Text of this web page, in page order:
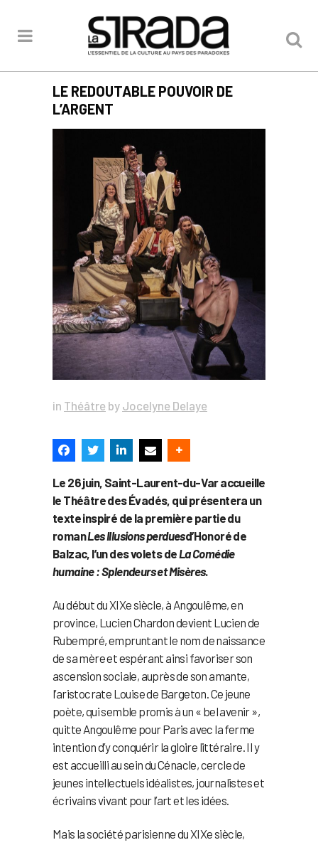
LE REDOUTABLE POUVOIR DE
L’ARGENT
in Théâtre by Jocelyne Delaye
Le 26 juin, Saint-Laurent-du-Var accueille
le Théâtre des Évadés, qui présentera un
texte inspiré de la première partie du
romanLes Illusions perduesd’Honoré de
Balzac, l’un des volets deLa Comédie
humaine : Splendeurs et Misères.
Au début du XIXe siècle, à Angoulême, en
province, Lucien Chardon devient Lucien de
Rubempré, empruntant le nom de naissance
de sa mère et espérant ainsi favoriser son
ascension sociale, auprès de son amante,
l’aristocrate Louise de Bargeton. Ce jeune
poète, qui semble promis à un « bel avenir »,
quitte Angoulême pour Paris avec la ferme
intention d’y conquérir la gloire littéraire. Il y
est accueilli au sein du Cénacle, cercle de
jeunes intellectuels idéalistes, journalistes et
écrivains vivant pour l’art et les idées.
Mais la société parisienne du XIXe siècle,